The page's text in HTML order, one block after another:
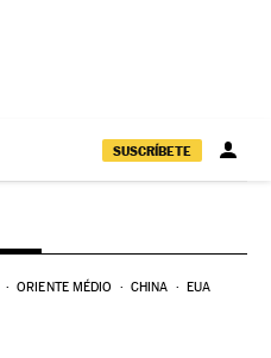
SUSCRÍBETE
ORIENTE MÉDIO CHINA EUA